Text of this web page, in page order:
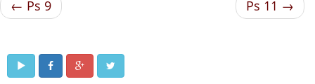
← Ps 9 Ps 11 →